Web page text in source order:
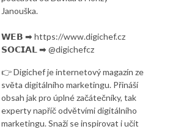
Janouška.
𝗪𝗘𝗕 ➡ https://www.digichef.cz
𝗦𝗢𝗖𝗜𝗔𝗟 ➡ @digichefcz
👉 Digichef je internetový magazín ze
světa digitálního marketingu. Přináší
obsah jak pro úplné začátečníky, tak
experty napříč odvětvími digitálního
marketingu. Snaží se inspirovat i učit